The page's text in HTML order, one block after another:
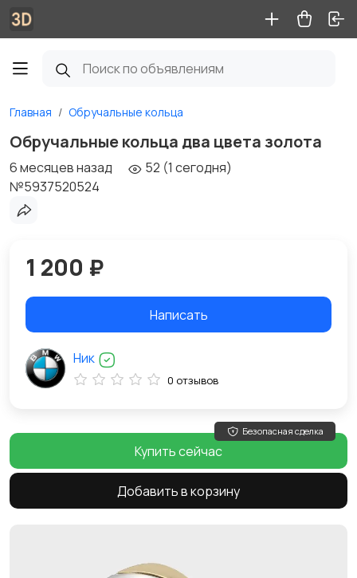
Главная Обручальные кольца
Обручальные кольца два цвета золота
6 месяцев назад
52 (1 сегодня)
№5937520524
1 200 ₽
Написать
Ник
0 отзывов
Безопасная сделка
Купить сейчас
Добавить в корзину